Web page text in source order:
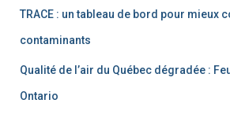
TRACE : un tableau de bord pour mieux
contaminants
Qualité de l’air du Québec dégradée :
Ontario